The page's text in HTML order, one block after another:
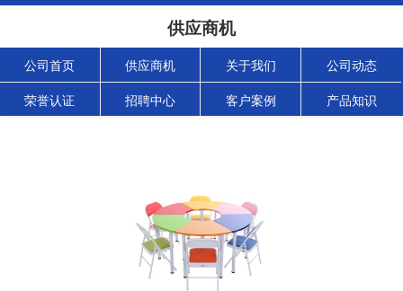
供应商机
公司首页 供应商机 关于我们 公司动态
荣誉认证 招聘中心 客户案例 产品知识